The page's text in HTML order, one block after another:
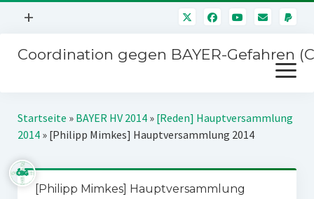
Menü
+
Mitmachen
Über uns
Kontakt
Impressum
Coordination gegen BAYER-Gefahren
Menü
öffnen
Kampagnen
BAYER-Hauptversammlungen
Stichwort BAYER
Startseite » BAYER HV 2014» [Reden] Hauptversammlung
2014» [Philipp Mimkes] Hauptversammlung 2014
[Philipp Mimkes] Hauptversammlung